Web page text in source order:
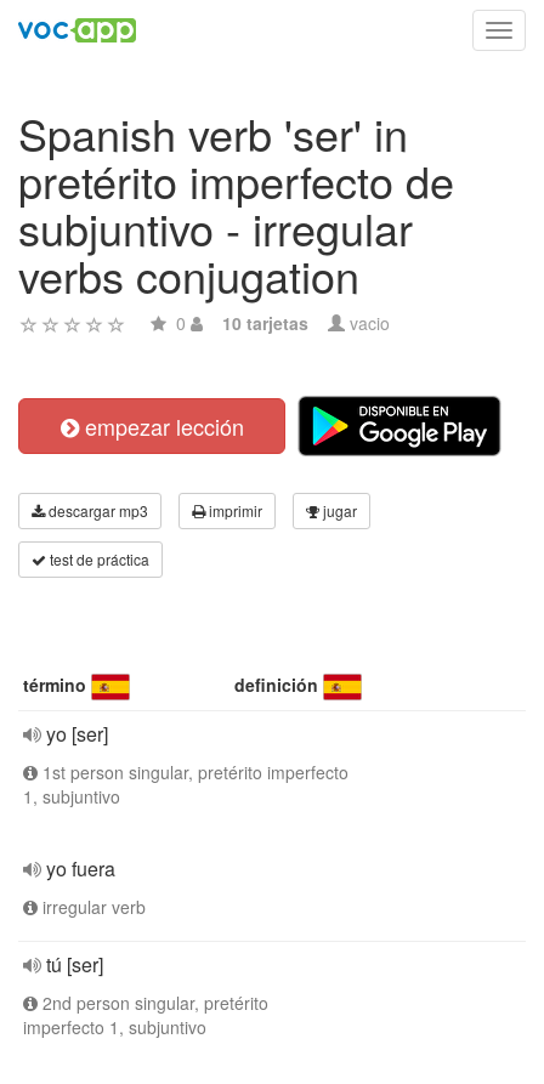
Spanish verb 'ser' in
pretérito imperfecto de
subjuntivo - irregular
verbs conjugation
0 10 tarjetas vacio
empezar lección
descargar mp3 imprimir jugar
test de práctica
término definición
yo [ser]
1st person singular, pretérito imperfecto
1, subjuntivo
yo fuera
irregular verb
tú [ser]
2nd person singular, pretérito
imperfecto 1, subjuntivo